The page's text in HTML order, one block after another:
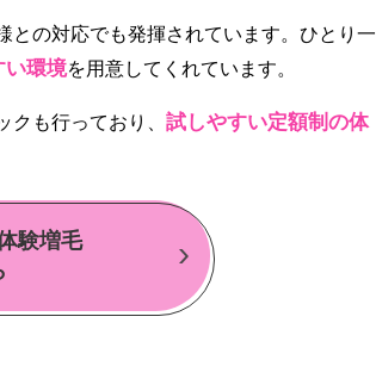
との対応でも発揮されています。ひとり一
い環境を用意してくれています。
も行っており、 試しやすい定額制の体
験増毛